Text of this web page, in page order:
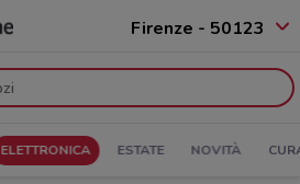
Firenze - 50123
ELETTRONICA ESTATE NOVITÀ